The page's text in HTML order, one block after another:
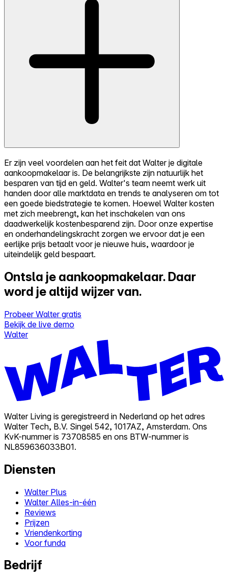
Er zijn veel voordelen aan het feit dat Walter je digitale
aankoopmakelaar is. De belangrijkste zijn natuurlijk het
besparen van tijd en geld. Walter's team neemt werk uit
handen door alle marktdata en trends te analyseren om tot
een goede biedstrategie te komen. Hoewel Walter kosten
met zich meebrengt, kan het inschakelen van ons
daadwerkelijk kostenbesparend zijn. Door onze expertise
en onderhandelingskracht zorgen we ervoor dat je een
eerlijke prijs betaalt voor je nieuwe huis, waardoor je
uiteindelijk geld bespaart.
Ontsla je aankoopmakelaar. Daar
word je altijd wijzer van.
Probeer Walter gratis
Bekijk de live demo
Walter
Walter Living is geregistreerd in Nederland op het adres
Walter Tech, B.V. Singel 542, 1017AZ, Amsterdam. Ons
KvK-nummer is 73708585 en ons BTW-nummer is
NL859636033B01.
Diensten
Walter Plus
Walter Alles-in-één
Reviews
Prijzen
Vriendenkorting
Voor funda
Bedrijf